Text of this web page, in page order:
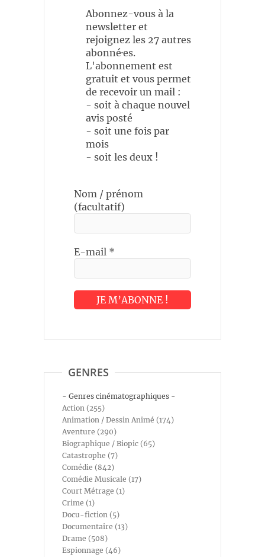
Abonnez-vous à la
newsletter et
rejoignez les 27 autres
abonné·es.
L'abonnement est
gratuit et vous permet
de recevoir un mail :
- soit à chaque nouvel
avis posté
- soit une fois par
mois
- soit les deux !
Nom / prénom
(facultatif)
E-mail *
GENRES
- Genres cinématographiques -
Action (255)
Animation / Dessin Animé (174)
Aventure (290)
Biographique / Biopic (65)
Catastrophe (7)
Comédie (842)
Comédie Musicale (17)
Court Métrage (1)
Crime (1)
Docu-fiction (5)
Documentaire (13)
Drame (508)
Espionnage (46)